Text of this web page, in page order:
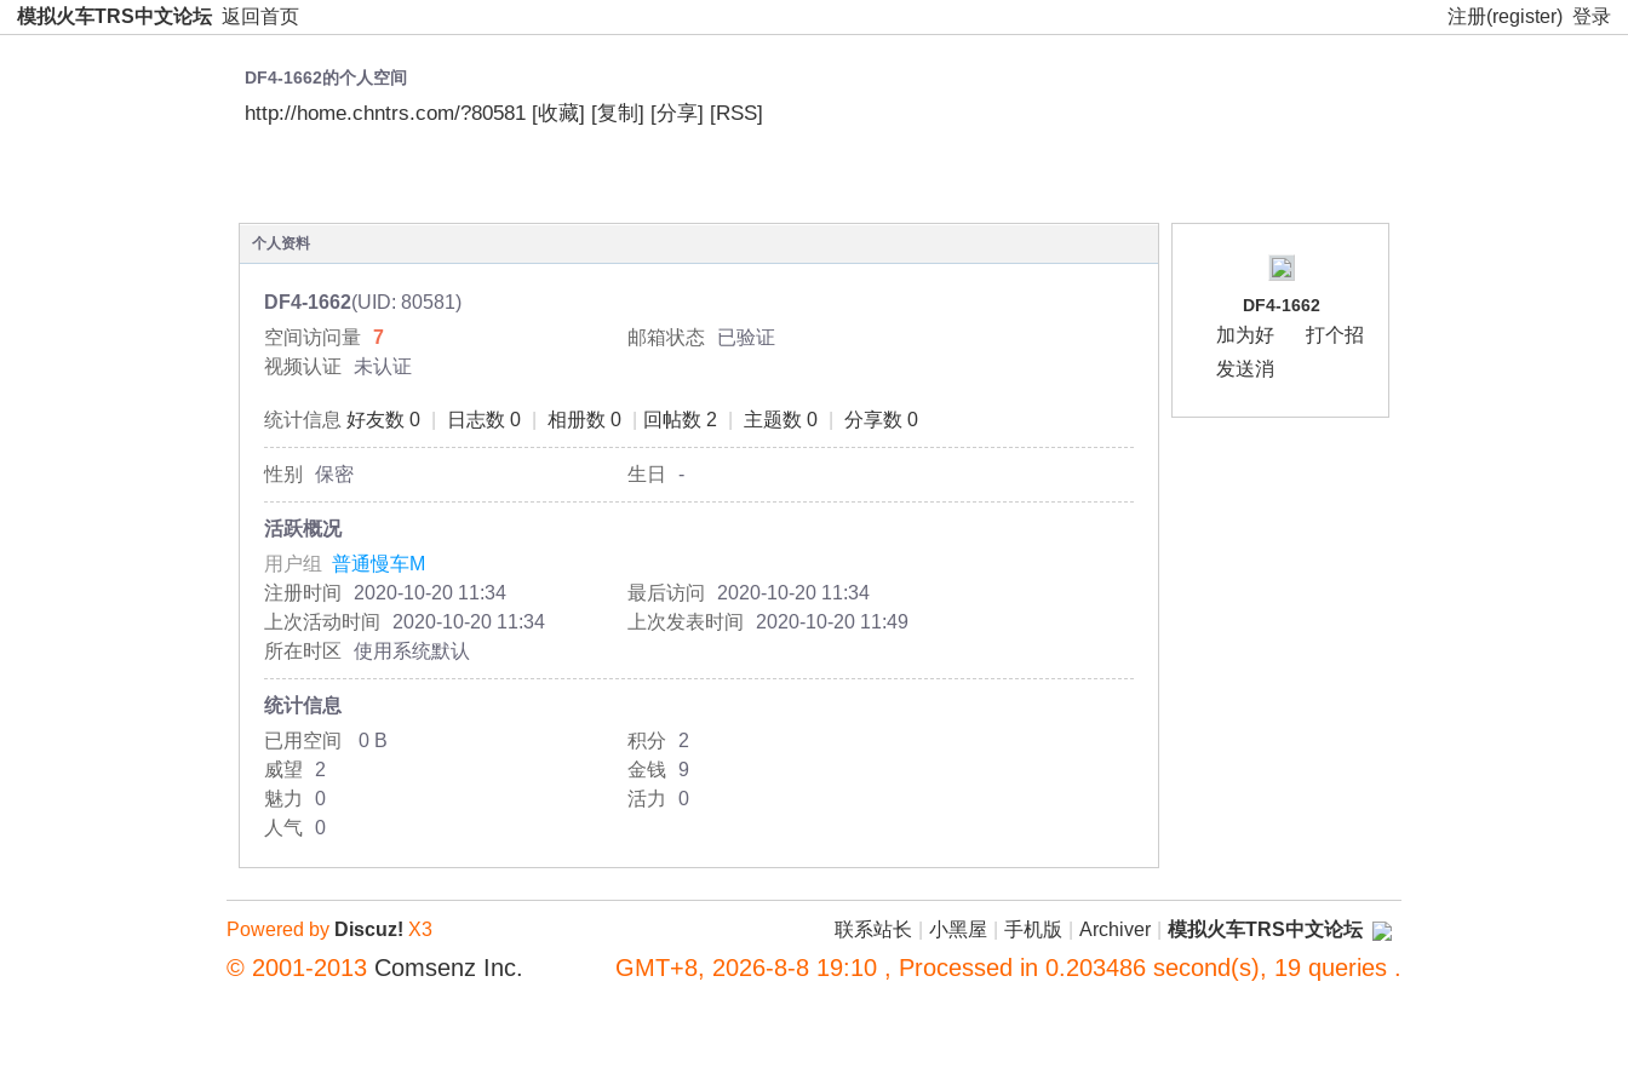
注册(register) 登录
模拟火车TRS中文论坛 返回首页
DF4-1662的个人空间
http://home.chntrs.com/?80581 [收藏] [复制] [分享] [RSS]
个人资料
DF4-1662(UID: 80581)
空间访问量 7 邮箱状态
已验证
视频认证
未认证
统计信息 好友数 0 日志数 0 相册数 0 回帖数 2 主题数 0 分享数 0
性别 保密 生日 -
活跃概况
用户组 普通慢车M
注册时间
2020-10-20 11:34 最后访问
2020-10-20 11:34
上次活动时间
2020-10-20 11:34 上次发表时间
2020-10-20 11:49
所在时区
使用系统默认
统计信息
已用空间
0 B 积分
2
威望
2 金钱
9
魅力
0 活力
0
人气 0
DF4-1662
加为好
打个招
发送消
联系站长 小黑屋 手机版 Archiver 模拟火车TRS中文论坛
GMT+8, 2026-8-8 19:10 , Processed in 0.203486 second(s), 19 queries .
Powered by Discuz! X3
© 2001-2013 Comsenz Inc.